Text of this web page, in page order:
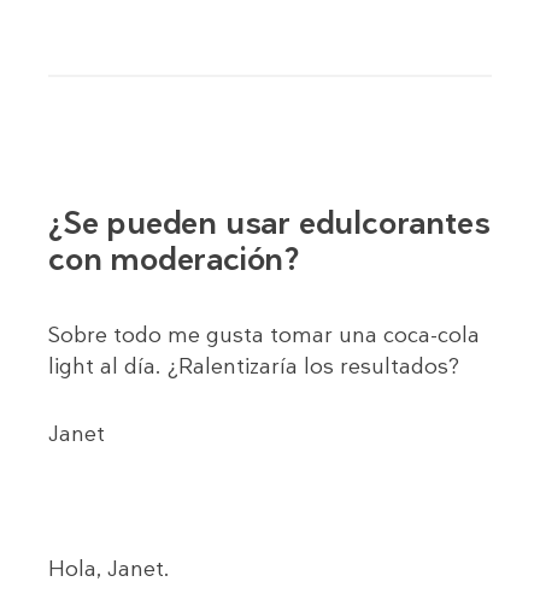
¿Se pueden usar edulcorantes
con moderación?
Sobre todo me gusta tomar una coca-cola
light al día. ¿Ralentizaría los resultados?
Janet
Hola, Janet.